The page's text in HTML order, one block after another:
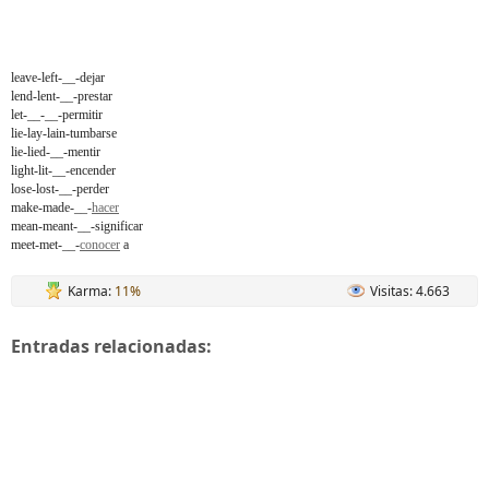
leave-left-__-dejar
lend-lent-__-prestar
let-__-__-permitir
lie-lay-lain-tumbarse
lie-lied-__-mentir
light-lit-__-encender
lose-lost-__-perder
make-made-__-hacer
mean-meant-__-significar
meet-met-__-conocer a
Karma: 11% Visitas: 4.663
Entradas relacionadas: